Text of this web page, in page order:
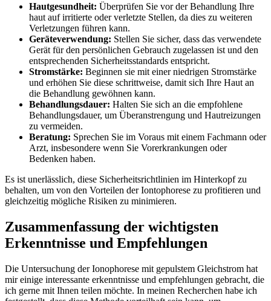
Hautgesundheit: Überprüfen Sie vor der Behandlung Ihre
⁢haut auf irritierte oder verletzte ⁤Stellen, da dies zu weiteren
Verletzungen führen kann.
Geräteverwendung: Stellen Sie sicher, dass das verwendete
Gerät für den persönlichen Gebrauch ‌zugelassen ist und den​
entsprechenden Sicherheitsstandards entspricht.
Stromstärke: Beginnen sie mit einer niedrigen​ Stromstärke
und ⁢erhöhen Sie ⁤diese schrittweise,​ damit sich Ihre Haut ⁤an⁤
die ⁣Behandlung ⁤gewöhnen kann.
Behandlungsdauer: Halten Sie sich ⁢an​ die empfohlene
Behandlungsdauer, um ⁤Überanstrengung und Hautreizungen
zu vermeiden.
Beratung: Sprechen Sie im ⁢Voraus​ mit​ einem Fachmann oder‍
Arzt, ​insbesondere wenn Sie Vorerkrankungen oder
Bedenken haben.
Es⁤ ist unerlässlich, diese ⁤Sicherheitsrichtlinien im Hinterkopf ⁤zu
behalten, ​um von ⁢den⁤ Vorteilen der Iontophorese ‍zu ‌profitieren und
gleichzeitig ⁣mögliche Risiken zu ⁣minimieren.
Zusammenfassung‍ der wichtigsten
Erkenntnisse ⁤und Empfehlungen
Die Untersuchung der Ionophorese⁢ mit⁣ gepulstem Gleichstrom hat
mir einige​ interessante erkenntnisse und empfehlungen gebracht, ⁢die
ich gerne mit Ihnen⁣ teilen möchte. In meinen Recherchen habe ich